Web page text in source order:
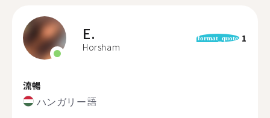
E.
Horsham
format_quote 1
流暢
ハンガリー語